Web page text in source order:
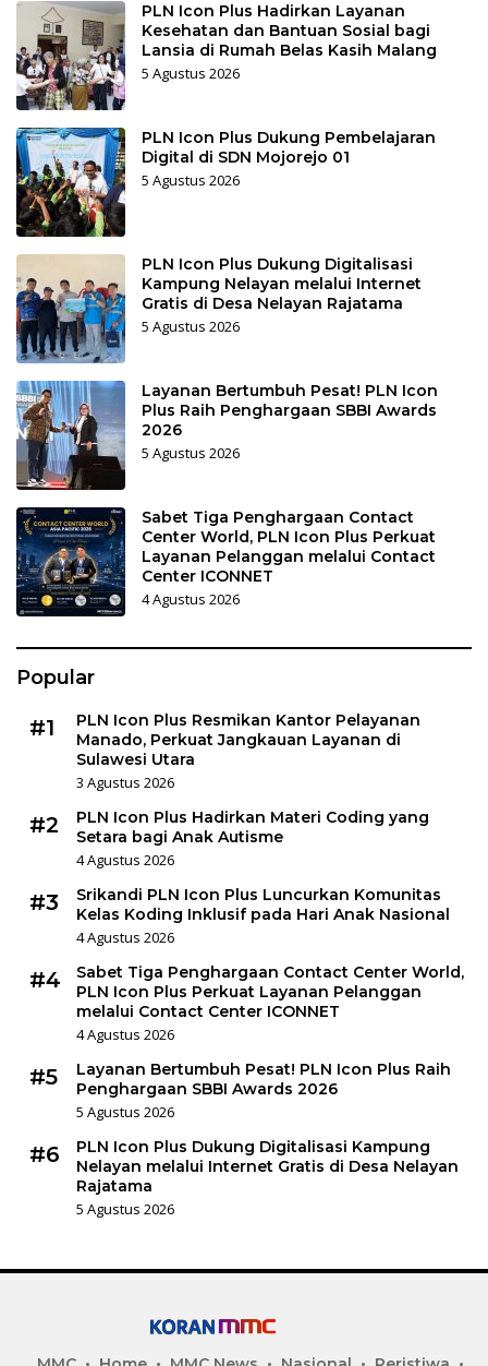
PLN Icon Plus Hadirkan Layanan
Kesehatan dan Bantuan Sosial bagi
Lansia di Rumah Belas Kasih Malang
5 Agustus 2026
PLN Icon Plus Dukung Pembelajaran
Digital di SDN Mojorejo 01
5 Agustus 2026
PLN Icon Plus Dukung Digitalisasi
Kampung Nelayan melalui Internet
Gratis di Desa Nelayan Rajatama
5 Agustus 2026
Layanan Bertumbuh Pesat! PLN Icon
Plus Raih Penghargaan SBBI Awards
2026
5 Agustus 2026
Sabet Tiga Penghargaan Contact
Center World, PLN Icon Plus Perkuat
Layanan Pelanggan melalui Contact
Center ICONNET
4 Agustus 2026
Popular
#1
PLN Icon Plus Resmikan Kantor Pelayanan
Manado, Perkuat Jangkauan Layanan di
Sulawesi Utara
3 Agustus 2026
#2
PLN Icon Plus Hadirkan Materi Coding yang
Setara bagi Anak Autisme
4 Agustus 2026
#3
Srikandi PLN Icon Plus Luncurkan Komunitas
Kelas Koding Inklusif pada Hari Anak Nasional
4 Agustus 2026
#4
Sabet Tiga Penghargaan Contact Center World,
PLN Icon Plus Perkuat Layanan Pelanggan
melalui Contact Center ICONNET
4 Agustus 2026
#5
Layanan Bertumbuh Pesat! PLN Icon Plus Raih
Penghargaan SBBI Awards 2026
5 Agustus 2026
#6
PLN Icon Plus Dukung Digitalisasi Kampung
Nelayan melalui Internet Gratis di Desa Nelayan
Rajatama
5 Agustus 2026